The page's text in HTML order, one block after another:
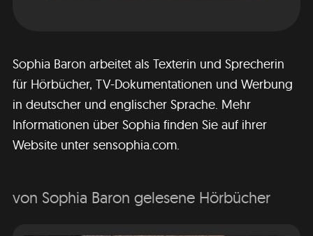
Sophia Baron arbeitet als Texterin und Sprecherin
für Hörbücher, TV-Dokumentationen und Werbung
in deutscher und englischer Sprache. Mehr
Informationen über Sophia finden Sie auf ihrer
Website unter sensophia.com.
von Sophia Baron gelesene Hörbücher